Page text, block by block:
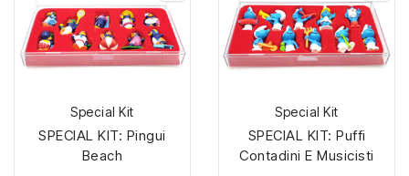
Special Kit
SPECIAL KIT: Pingui
Beach
Special Kit
SPECIAL KIT: Puffi
Contadini E Musicisti